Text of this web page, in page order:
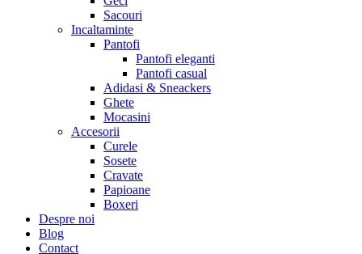
Sacouri
Incaltaminte
Pantofi
Pantofi eleganti
Pantofi casual
Adidasi & Sneackers
Ghete
Mocasini
Accesorii
Curele
Sosete
Cravate
Papioane
Boxeri
Despre noi
Blog
Contact